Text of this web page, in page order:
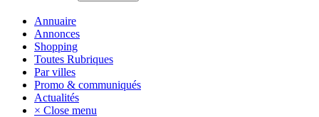
Annuaire
Annonces
Shopping
Toutes Rubriques
Par villes
Promo & communiqués
Actualités
× Close menu